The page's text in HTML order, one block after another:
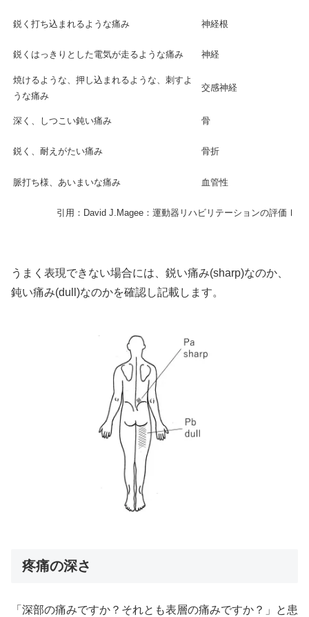
鋭く打ち込まれるような痛み 神経根
鋭くはっきりとした電気が走るような痛み 神経
焼けるような、押し込まれるような、刺すよ
うな痛み
交感神経
深く、しつこい鈍い痛み 骨
鋭く、耐えがたい痛み 骨折
脈打ち様、あいまいな痛み 血管性
引用：David J.Magee：運動器リハビリテーションの評価Ⅰ
うまく表現できない場合には、鋭い痛み(sharp)なのか、
鈍い痛み(dull)なのかを確認し記載します。
疼痛の深さ
「深部の痛みですか？それとも表層の痛みですか？」と患